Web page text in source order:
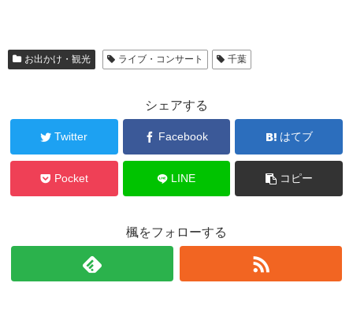
お出かけ・観光 ライブ・コンサート 千葉
シェアする
Twitter Facebook はてブ
Pocket LINE コピー
楓をフォローする